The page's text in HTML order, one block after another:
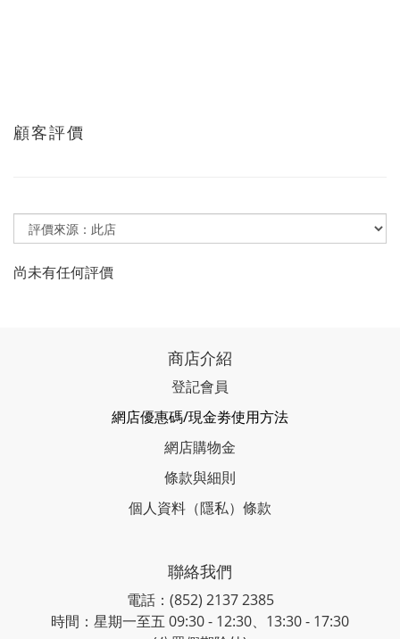
顧客評價
尚未有任何評價
商店介紹
登記會員
網店優惠碼/現金劵使用方法
網店購物金
條款與細則
個人資料（隱私）條款
聯絡我們
電話：(852) 2137 2385
時間：星期一至五 09:30 - 12:30、13:30 - 17:30